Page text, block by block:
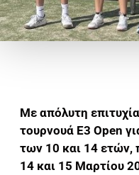
Με απόλυτη
τουρνουά Ε3 Open
των 10 και 14 ετών,
14 και 15 Μαρτίου